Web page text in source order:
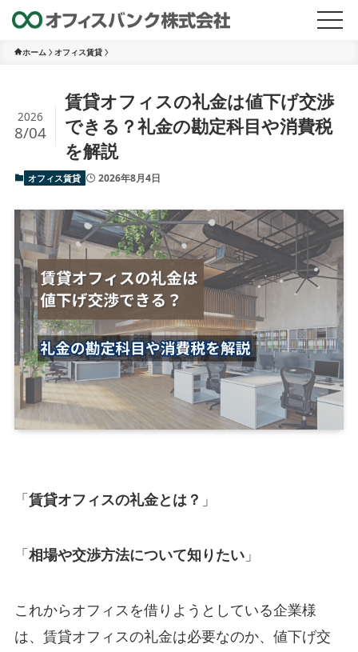
ホーム オフィス賃貸
賃貸オフィスの礼金は値下げ交渉
できる？礼金の勘定科目や消費税
を解説
2026
8/04
オフィス賃貸 2026年8月4日
「賃貸オフィスの礼金とは？ 」
「相場や交渉方法について知りたい」
これからオフィスを借りようとしている企業様
は、賃貸オフィスの礼金は必要なのか、値下げ交